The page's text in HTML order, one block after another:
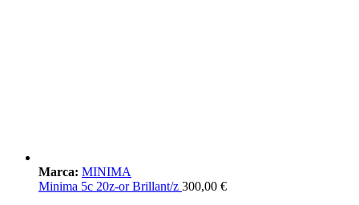
Marca: MINIMA
Minima 5c 20z-or Brillant/z 300,00 €